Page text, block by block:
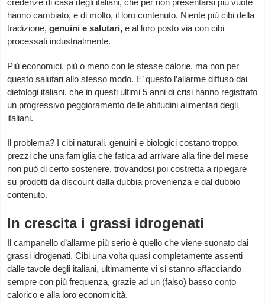
credenze di casa degli italiani, che per non presentarsi più vuote
hanno cambiato, e di molto, il loro contenuto. Niente più cibi della
tradizione,genuini e salutari,e al loro posto via con cibi
processati industrialmente.
Più economici, più o meno con le stesse calorie, ma non per
questo salutari allo stesso modo. E’ questo l’allarme diffuso dai
dietologi italiani, che in questi ultimi 5 anni di crisi hanno registrato
un progressivo peggioramento delle abitudini alimentari degli
italiani.
Il problema? I cibi naturali, genuini e biologici costano troppo,
prezzi che una famiglia che fatica ad arrivare alla fine del mese
non può di certo sostenere, trovandosi poi costretta a ripiegare
su prodotti da discount dalla dubbia provenienza e dal dubbio
contenuto.
In crescita i grassi idrogenati
Il campanello d’allarme più serio è quello che viene suonato dai
grassi idrogenati. Cibi una volta quasi completamente assenti
dalle tavole degli italiani, ultimamente vi si stanno affacciando
sempre con più frequenza, grazie ad un (falso) basso conto
calorico e alla loro economicità.